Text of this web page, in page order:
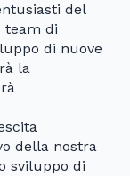
del
team di
di nuove
la
della nostra
sviluppo di